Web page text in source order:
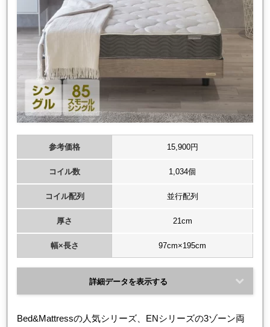
参考価格 15,900円
コイル数 1,034個
コイル配列 並行配列
厚さ 21cm
幅×長さ 97cm×195cm
詳細データを表示する
Bed&Mattressの人気シリーズ、ENシリーズの3ゾーン両